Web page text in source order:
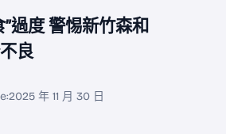
”過度 警惕新竹森和
良
2025 年 11 月 30 日